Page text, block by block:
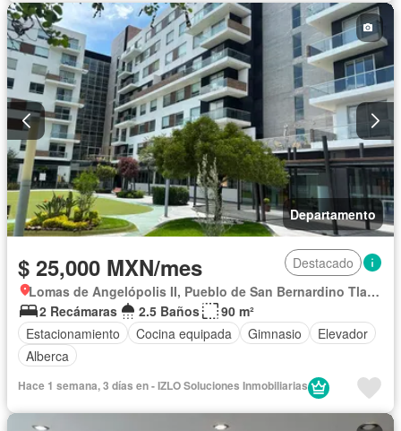
Internet
Jacuzzi Jardín
Recámara con closet
Sala polivalente
Sauna Terraza
Vista panorámica
Wifi
Zonas verdes Permite mascotas
Permite niños
Solo familias
Sin amueblar
Departamento
$ 25,000 MXN/mes
Destacado
Lomas de Angelópolis II, Pueblo de San Bernardino Tlaxcalancingo
2 Recámaras
2.5 Baños
90 m²
Estacionamiento
Cocina equipada Gimnasio
Elevador
Alberca
Hace 1 semana, 3 días en - IZLO Soluciones Inmobiliarias